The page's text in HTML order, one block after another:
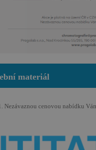
materiál
Nezávaznou cenovou nabídku